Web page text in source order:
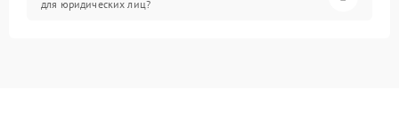
для юридических лиц?